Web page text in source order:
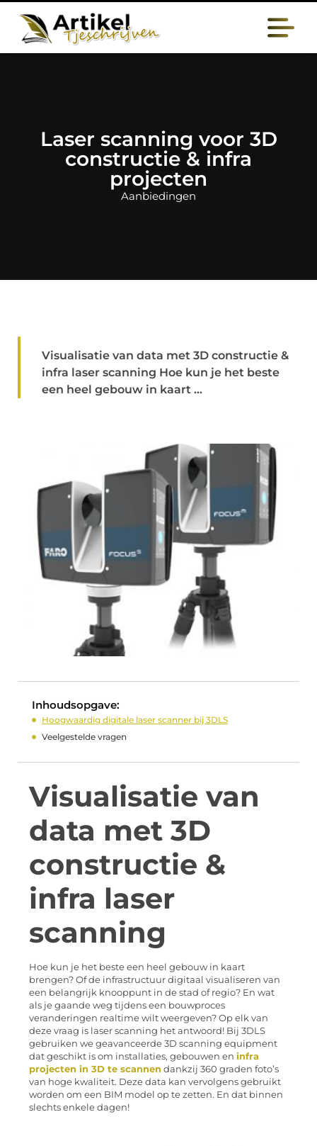
Laser scanning voor 3D
constructie & infra
projecten
Aanbiedingen
Visualisatie van data met 3D constructie &
infra laser scanning Hoe kun je het beste
een heel gebouw in kaart ...
Inhoudsopgave:
Hoogwaardig digitale laser scanner bij 3DLS
Veelgestelde vragen
Visualisatie van
data met 3D
constructie &
infra laser
scanning
Hoe kun je het beste een heel gebouw in kaart
brengen? Of de infrastructuur digitaal visualiseren van
een belangrijk knooppunt in de stad of regio? En wat
als je gaande weg tijdens een bouwproces
veranderingen realtime wilt weergeven? Op elk van
deze vraag is laser scanning het antwoord! Bij 3DLS
gebruiken we geavanceerde 3D scanning equipment
dat geschikt is om installaties, gebouwen en infra
projecten in 3D te scannen dankzij 360 graden foto’s
van hoge kwaliteit. Deze data kan vervolgens gebruikt
worden om een BIM model op te zetten. En dat binnen
slechts enkele dagen!